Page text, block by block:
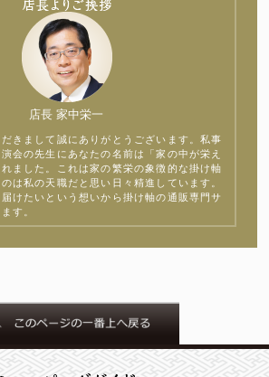
店長 家中栄一
きまして誠にありがとうございます。私事
会の先生にあなたの名前は「家の中が栄え
ました。これは家の繁栄の象徴的な掛け軸
は私の天職だと思い日々精進しています。
けたいという想いから掛け軸の通販専門サ
す。